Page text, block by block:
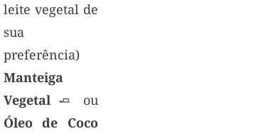
leite vegetal de
sua
preferência)
Manteiga
Vegetal🧈 ou
Óleo de Coco